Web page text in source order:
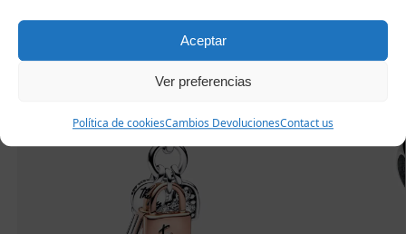
Aceptar
Ver preferencias
Política de cookiesCambios DevolucionesContact us